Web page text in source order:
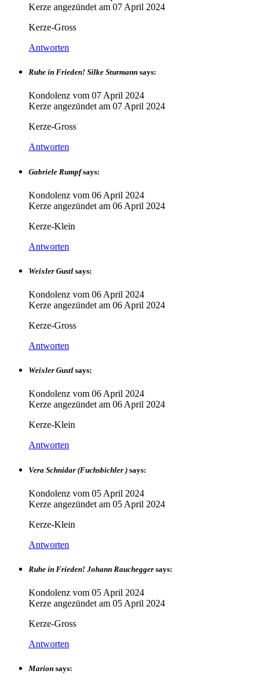
Kerze angezündet am 07 April 2024
Kerze-Gross
Antworten
Ruhe in Frieden! Silke Sturmann says:
Kondolenz vom 07 April 2024
Kerze angezündet am 07 April 2024
Kerze-Gross
Antworten
Gabriele Rumpf says:
Kondolenz vom 06 April 2024
Kerze angezündet am 06 April 2024
Kerze-Klein
Antworten
Weixler Gustl says:
Kondolenz vom 06 April 2024
Kerze angezündet am 06 April 2024
Kerze-Gross
Antworten
Weixler Gustl says:
Kondolenz vom 06 April 2024
Kerze angezündet am 06 April 2024
Kerze-Klein
Antworten
Vera Schnidar (Fuchsbichler ) says:
Kondolenz vom 05 April 2024
Kerze angezündet am 05 April 2024
Kerze-Klein
Antworten
Ruhe in Frieden! Johann Rauchegger says:
Kondolenz vom 05 April 2024
Kerze angezündet am 05 April 2024
Kerze-Gross
Antworten
Marion says: